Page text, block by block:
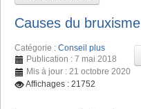
Causes du bruxisme
Catégorie : Conseil plus
Publication : 7 mai 2018
Mis à jour : 21 octobre 2020
Affichages : 21752